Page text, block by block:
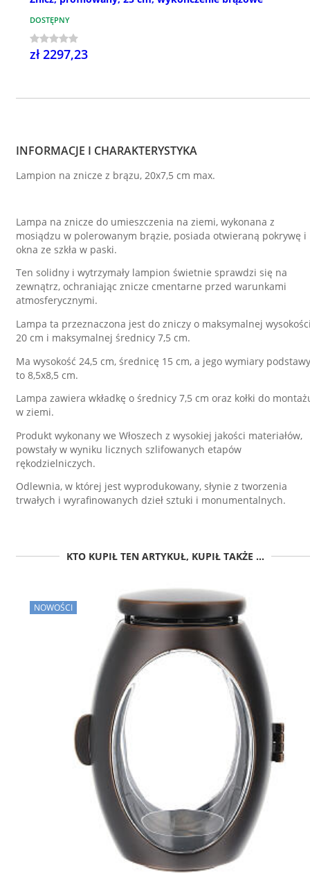
DOSTĘPNY
zł 2297,23
INFORMACJE I CHARAKTERYSTYKA
Lampion na znicze z brązu, 20x7,5 cm max.
Lampa na znicze do umieszczenia na ziemi, wykonana z
mosiądzu w polerowanym brązie, posiada otwieraną pokrywę i
okna ze szkła w paski.
Ten solidny i wytrzymały lampion świetnie sprawdzi się na
zewnątrz, ochraniając znicze cmentarne przed warunkami
atmosferycznymi.
Lampa ta przeznaczona jest do zniczy o maksymalnej
20 cm i maksymalnej średnicy 7,5 cm.
Ma wysokość 24,5 cm, średnicę 15 cm, a jego wymiary podstawy
to 8,5x8,5 cm.
Lampa zawiera wkładkę o średnicy 7,5 cm oraz kołki do
w ziemi.
Produkt wykonany we Włoszech z wysokiej jakości materiałów,
powstały w wyniku licznych szlifowanych etapów
rękodzielniczych.
Odlewnia, w której jest wyprodukowany, słynie z tworzenia
trwałych i wyrafinowanych dzieł sztuki i monumentalnych.
KTO KUPIŁ TEN ARTYKUŁ, KUPIŁ TAKŻE ...
NOWOŚCI